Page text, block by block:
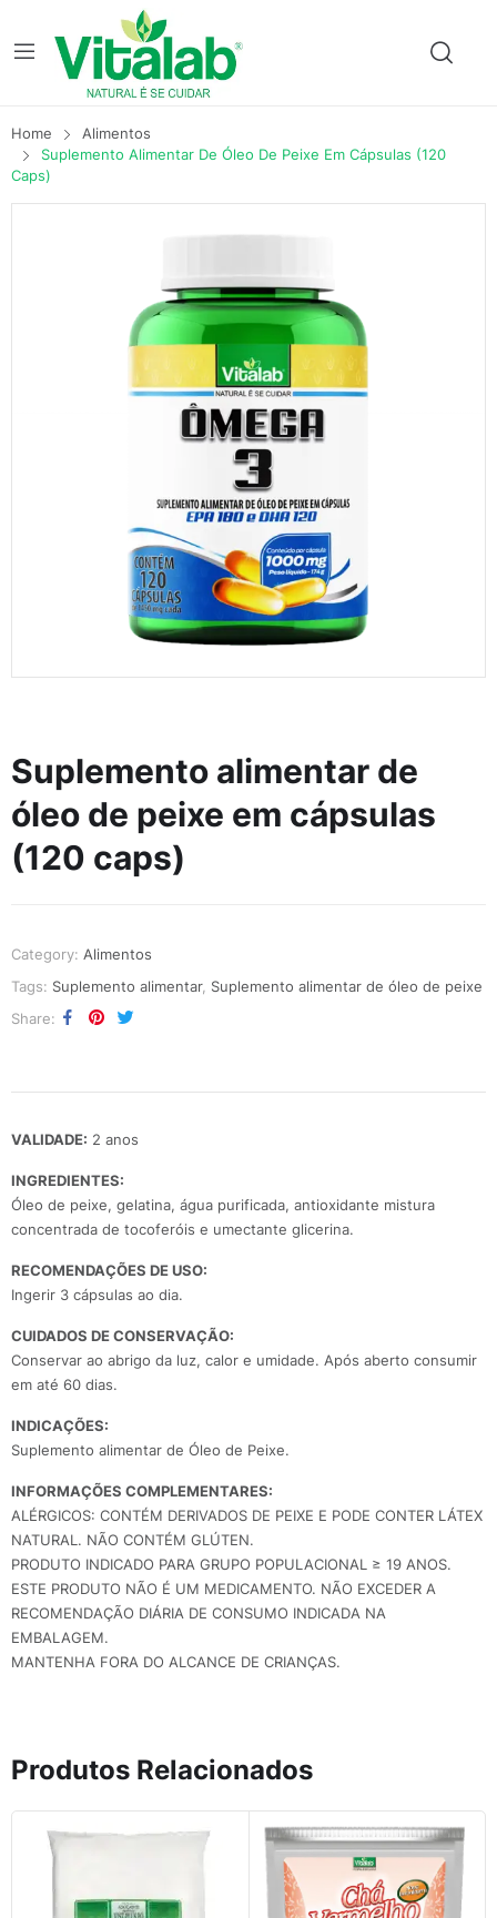
Home
Alimentos
Suplemento Alimentar De Óleo De Peixe Em Cápsulas (120
Caps)
Suplemento alimentar de
óleo de peixe em cápsulas
(120 caps)
Category: Alimentos
Tags: Suplemento alimentar, Suplemento alimentar de óleo de peixe
Share
VALIDADE: 2 anos
INGREDIENTES:
Óleo de peixe, gelatina, água purificada, antioxidante mistura
concentrada de tocoferóis e umectante glicerina.
RECOMENDAÇÕES DE USO:
Ingerir 3 cápsulas ao dia.
CUIDADOS DE CONSERVAÇÃO:
Conservar ao abrigo da luz, calor e umidade. Após aberto consumir
em até 60 dias.
INDICAÇÕES:
Suplemento alimentar de Óleo de Peixe.
INFORMAÇÕES COMPLEMENTARES:
ALÉRGICOS: CONTÉM DERIVADOS DE PEIXE E PODE CONTER LÁTEX
NATURAL. NÃO CONTÉM GLÚTEN.
PRODUTO INDICADO PARA GRUPO POPULACIONAL ≥ 19 ANOS.
ESTE PRODUTO NÃO É UM MEDICAMENTO. NÃO EXCEDER A
RECOMENDAÇÃO DIÁRIA DE CONSUMO INDICADA NA
EMBALAGEM.
MANTENHA FORA DO ALCANCE DE CRIANÇAS.
Produtos Relacionados